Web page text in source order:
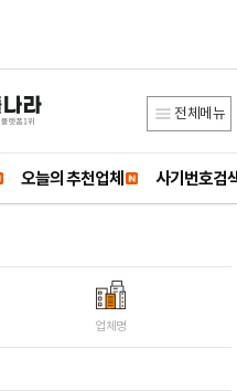
전체메뉴
오늘의 추천업체 사기번호검
업체명